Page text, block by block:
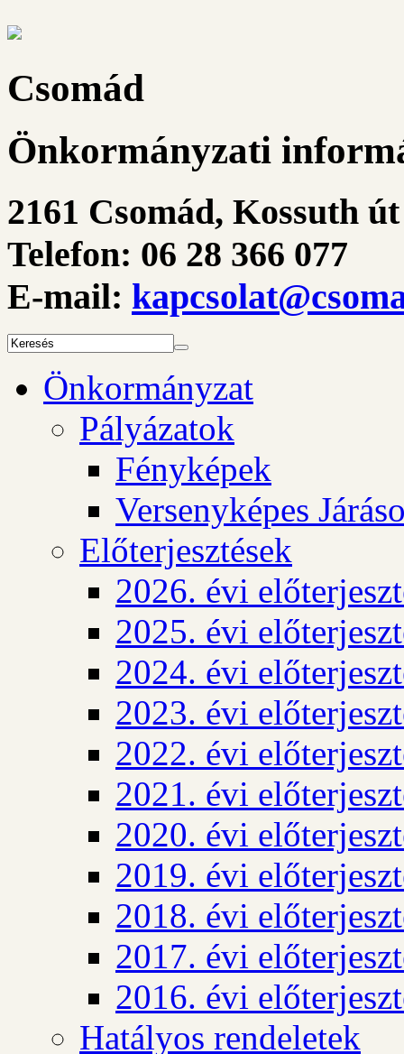
Csomád
Önkormányzati
2161 Csomád, Kossuth
Telefon: 06 28 366 077
E-mail:
Önkormányzat
Pályázatok
Fényképek
Versenyképes
Előterjesztések
2026. évi
2025. évi
2024. évi
2023. évi
2022. évi
2021. évi
2020. évi
2019. évi
2018. évi
2017. évi
2016. évi
Hatályos rendeletek